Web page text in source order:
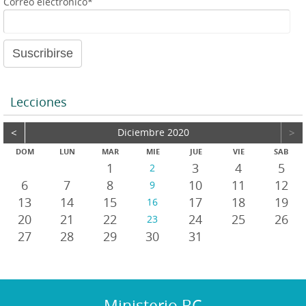
Lecciones
< Diciembre 2020 >
DOM LUN MAR MIE JUE VIE SAB
1 2 3 4
5
6
7 8 9 10 11
12
13
14 15 16 17 18
19
20
21 22 23 24 25
26
27
28 29 30 31